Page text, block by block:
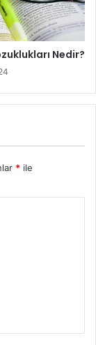
Nedir?
* ile